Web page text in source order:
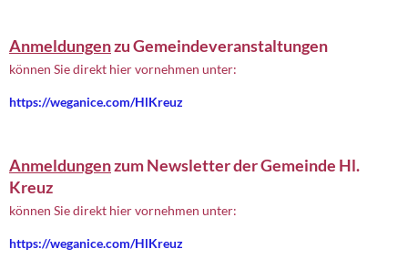
Anmeldungenzu Gemeindeveranstaltungen
können Sie direkt hier vornehmen unter:
https://weganice.com/HlKreuz
Anmeldungenzum Newsletter der Gemeinde Hl.
Kreuz
können Sie direkt hier vornehmen unter:
https://weganice.com/HlKreuz